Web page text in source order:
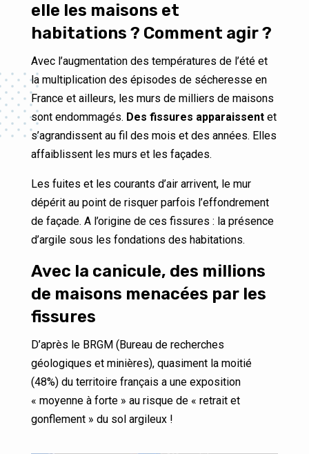
elle les maisons et
habitations ? Comment agir ?
Avec l’augmentation des températures de l’été et
la multiplication des épisodes de sécheresse en
France et ailleurs, les murs de milliers de maisons
sont endommagés. Des fissures apparaissent et
s’agrandissent au fil des mois et des années. Elles
affaiblissent les murs et les façades.
Les fuites et les courants d’air arrivent, le mur
dépérit au point de risquer parfois l’effondrement
de façade. A l’origine de ces fissures : la présence
d’argile sous les fondations des habitations.
Avec la canicule, des millions
de maisons menacées par les
fissures
D’après le BRGM (Bureau de recherches
géologiques et minières), quasiment la moitié
(48%) du territoire français a une exposition
« moyenne à forte » au risque de « retrait et
gonflement » du sol argileux !